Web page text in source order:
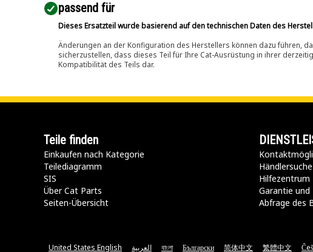
passend für​
Dieses Ersatzteil wurde basierend auf den technischen Daten des
Änderungen an der Konfiguration des Herstellers können dazu führen,
sicherzustellen, dass dieses Teil für Ihre Cat-Ausrüstung in ihrer
Kompatibilität des Teils dar.
Teile finden
Einkaufen nach Kategorie
Teilediagramm
SIS
Über Cat Parts
Seiten-Übersicht
Händlersuche
Hilfezentrum
Garantie und
Abfrage des
United States English العربية বাংলা Български 简体中文 繁體中文